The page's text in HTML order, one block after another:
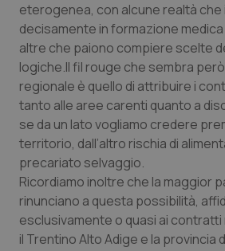
eterogenea, con alcune realtà
decisamente in formazione
altre che paiono compiere scelte
logiche.Il fil rouge che sembra
regionale è quello di attribuire i
tanto alle aree carenti quanto a
se da un lato vogliamo credere
territorio, dall’altro rischia di
precariato selvaggio.
Ricordiamo inoltre che la maggior
rinunciano a questa possibilità,
esclusivamente o quasi ai
il Trentino Alto Adige e la provincia